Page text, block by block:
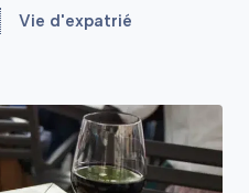
Vie d'expatrié